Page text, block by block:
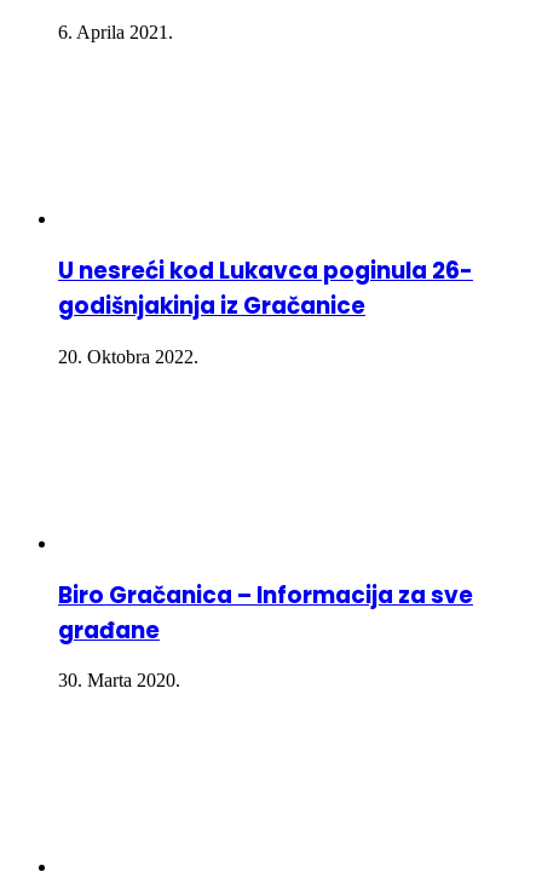
6. Aprila 2021.
U nesreći kod Lukavca poginula 26-
godišnjakinja iz Gračanice
20. Oktobra 2022.
Biro Gračanica – Informacija za sve
građane
30. Marta 2020.